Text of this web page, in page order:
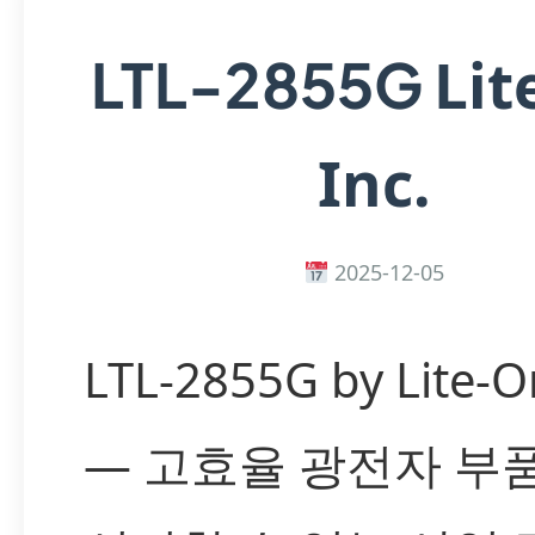
LTL-2855G
Inc.
2025-12-05
LTL-2855G by Lite-
— 고효율 광전자 부